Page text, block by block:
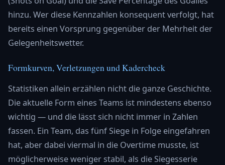
hinzu. Wer diese Kennzahlen konsequent verfolgt, hat
bereits einen Vorsprung gegenüber der Mehrheit der
Gelegenheitswetter.
Formkurven, Verletzungen und Kadercheck
Statistiken allein erzählen nicht die ganze Geschichte.
Die aktuelle Form eines Teams ist mindestens ebenso
wichtig — und die lässt sich nicht immer in Zahlen
fassen. Ein Team, das fünf Siege in Folge eingefahren
hat, aber dabei viermal in die Overtime musste, ist
möglicherweise weniger stabil, als die Siegesserie